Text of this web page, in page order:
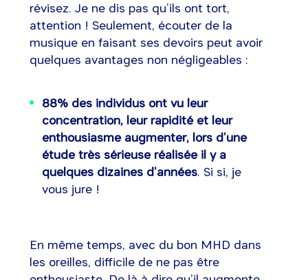
révisez. Je ne dis pas qu’ils ont tort,
attention ! Seulement, écouter de la
musique en faisant ses devoirs peut avoir
quelques avantages non négligeables :
88% des individus ont vu leur
concentration, leur rapidité et leur
enthousiasme augmenter, lors d’une
étude très sérieuse réalisée il y a
quelques dizaines d’années. Si si, je
vous jure !
En même temps, avec du bon MHD dans
les oreilles, difficile de ne pas être